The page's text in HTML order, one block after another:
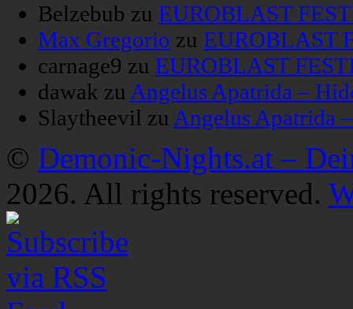
Belzebub zu EUROBLAST
Max Gregorio zu EUROBLAST
carnage9 zu EUROBLAST
dawak zu Angelus Apatrida –
Slaytheevil zu Angelus Apatrida
© Demonic-Nights.at –
2026. All rights reserved.